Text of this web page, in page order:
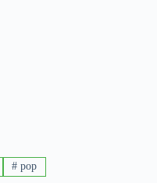
# pop